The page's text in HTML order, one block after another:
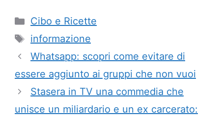
Categorie
Cibo e Ricette
Tag
informazione
Whatsapp: scopri come evitare di
essere aggiunto ai gruppi che non vuoi
Stasera in TV una commedia che
unisce un miliardario e un ex carcerato: